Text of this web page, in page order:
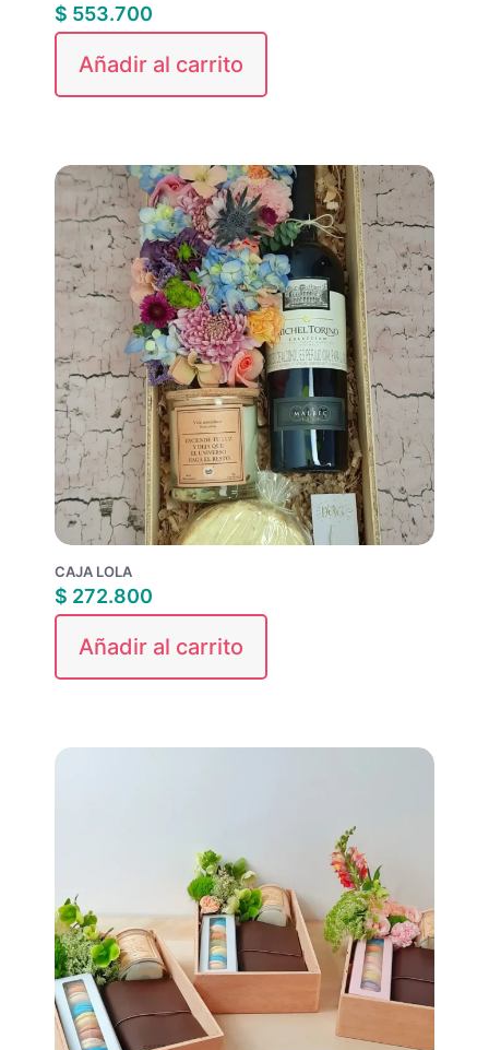
$ 553.700
Añadir al carrito
CAJA LOLA
$ 272.800
Añadir al carrito